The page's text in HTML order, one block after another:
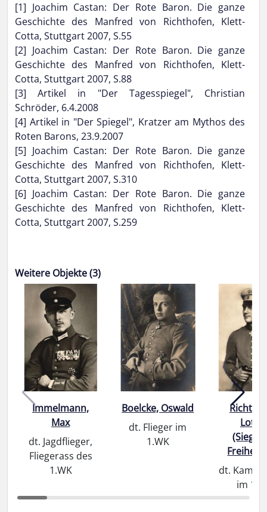
[1] Joachim Castan: Der Rote Baron. Die ganze
Geschichte des Manfred von Richthofen, Klett-
Cotta, Stuttgart 2007, S.55
[2] Joachim Castan: Der Rote Baron. Die ganze
Geschichte des Manfred von Richthofen, Klett-
Cotta, Stuttgart 2007, S.88
[3] Artikel in "Der Tagesspiegel", Christian
Schröder, 6.4.2008
[4] Artikel in "Der Spiegel", Kratzer am Mythos des
Roten Barons, 23.9.2007
[5] Joachim Castan: Der Rote Baron. Die ganze
Geschichte des Manfred von Richthofen, Klett-
Cotta, Stuttgart 2007, S.310
[6] Joachim Castan: Der Rote Baron. Die ganze
Geschichte des Manfred von Richthofen, Klett-
Cotta, Stuttgart 2007, S.259
Weitere Objekte (3)
Immelmann,
Max
dt. Jagdflieger,
Fliegerass des
1.WK
Boelcke, Oswald
dt. Flieger im
1.WK
Freiherr
dt.
im